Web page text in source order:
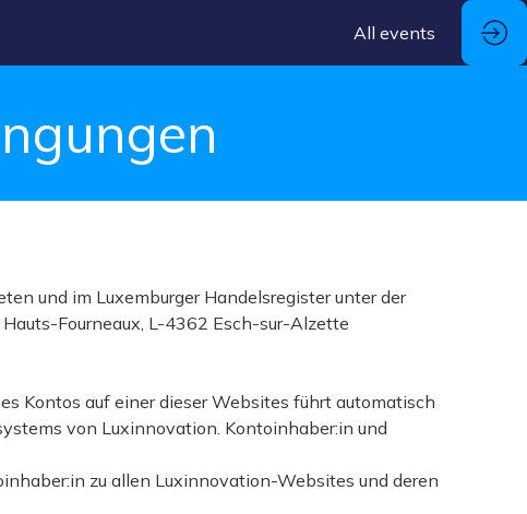
All events
und im Luxemburger Handelsregister unter der
Fourneaux, L-4362 Esch-sur-Alzette
Kontos auf einer dieser Websites führt automatisch
von Luxinnovation. Kontoinhaber:in und
zu allen Luxinnovation-Websites und deren